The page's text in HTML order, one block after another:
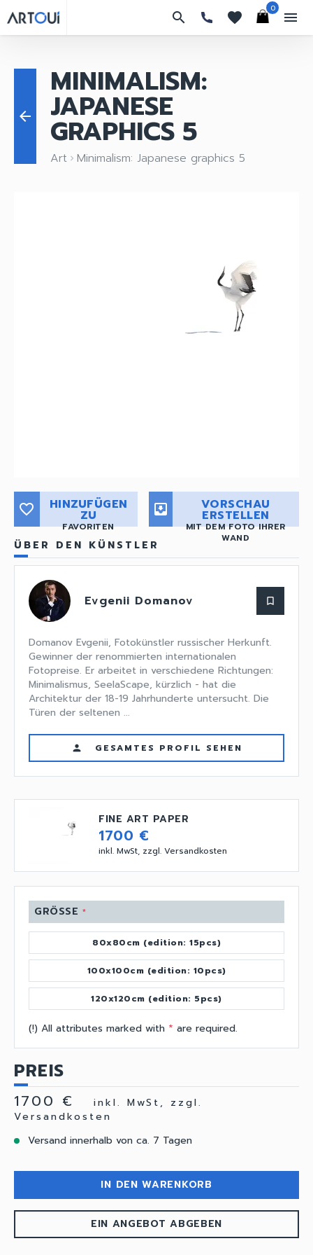
search favorites
0
menu
arrow_back
MINIMALISM:
JAPANESE
GRAPHICS 5
Art keyboard_arrow_right Minimalism: Japanese graphics 5
favorite_border HINZUFÜGEN
ZU
FAVORITEN
move_to_inbox VORSCHAU
ERSTELLEN
MIT DEM FOTO IHRER
WAND
ÜBER DEN KÜNSTLER
Evgenii Domanov bookmark_border
Domanov Evgenii, Fotokünstler russischer Herkunft.
Gewinner der renommierten internationalen
Fotopreise. Er arbeitet in verschiedene Richtungen:
Minimalismus, SeelaScape, kürzlich - hat die
Architektur der 18-19 Jahrhunderte untersucht. Die
Türen der seltenen ...
person GESAMTES PROFIL SEHEN
FINE ART PAPER
1700 €
inkl. MwSt, zzgl. Versandkosten
GRÖSSE *
80x80cm (edition: 15pcs)
100x100cm (edition: 10pcs)
120x120cm (edition: 5pcs)
(!) All attributes marked with * are required.
PREIS
1700 €
inkl. MwSt, zzgl.
Versandkosten
Versand innerhalb von ca. 7 Tagen
IN DEN WARENKORB
EIN ANGEBOT ABGEBEN